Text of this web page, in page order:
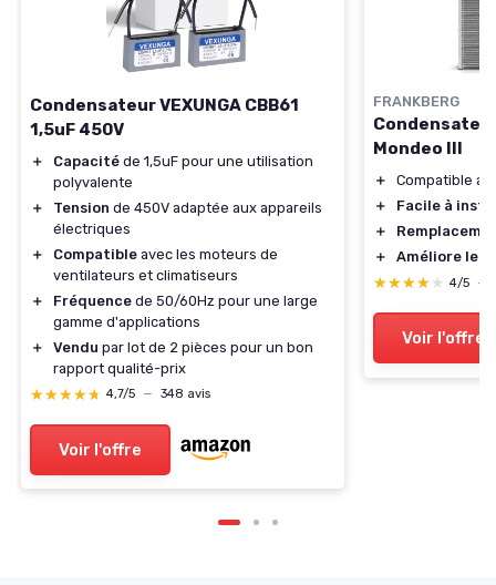
Condensateur VEXUNGA CBB61
1,5uF 450V
＋ Capacité de 1,5uF pour une utilisation
polyvalente
＋
Tension de 450V adaptée aux appareils
électriques
＋
Compatible avec les moteurs de
ventilateurs et climatiseurs
＋
Fréquence de 50/60Hz pour une large
gamme d'applications
＋
Vendu par lot de 2 pièces pour un bon
rapport qualité-prix
★★★★★
★★★★★ 4,7/5 — 348 avis
Voir l'offre
FRANKBERG
Mondeo III
＋
Compatible
＋
Facile à
＋
＋
Améliore le
★★★★★
★★★★★ 4/5 —
Voir l'offre